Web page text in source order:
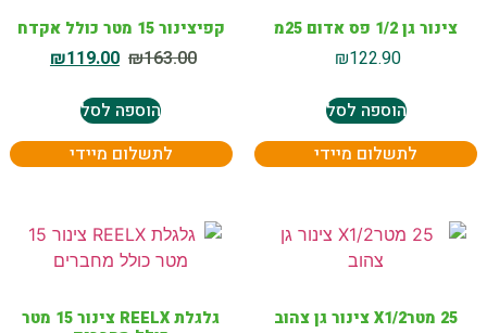
צינור גן 1/2 פס אדום 25מ
₪122.90
הוספה לסל
לתשלום מיידי
קפיצינור 15 מטר כולל אקדח
₪163.00
₪119.00
הוספה לסל
לתשלום מיידי
25 מטרX1/2 צינור גן צהוב
גלגלת REELX צינור 15 מטר